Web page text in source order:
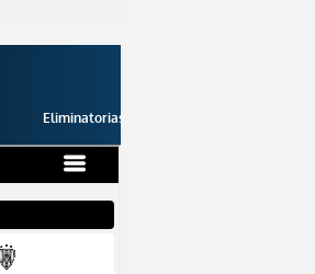
Eliminatorias 2026